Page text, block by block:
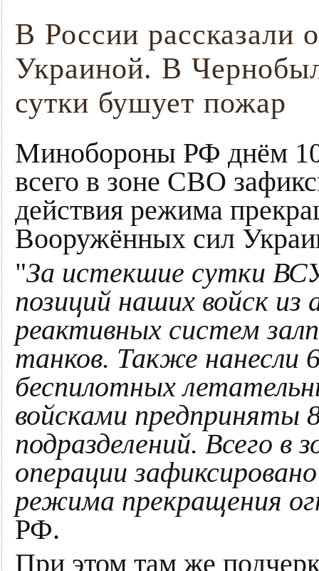
В России рассказали
Украиной. В
сутки бушует пожар
Минобороны РФ днём
всего в зоне СВО
действия режима
Вооружённых сил
"За истекшие сутки
позиций наших войск из
реактивных систем
танков. Также нанесли
беспилотных
войсками предприняты
подразделений. Всего в
операции
режима прекращения
РФ.
При этом там же